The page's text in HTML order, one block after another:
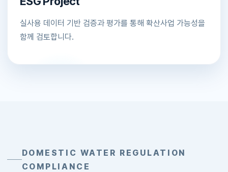
실사용 데이터 기반 검증과 평가를 통해 확산사업 가능성을
함께 검토합니다.
DOMESTIC WATER REGULATION
COMPLIANCE